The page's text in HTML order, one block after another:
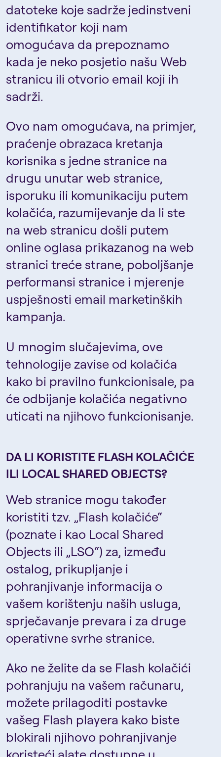
datoteke koje sadrže jedinstveni
identifikator koji nam
omogućava da prepoznamo
kada je neko posjetio našu Web
stranicu ili otvorio email koji ih
sadrži.
Ovo nam omogućava, na primjer,
praćenje obrazaca kretanja
korisnika s jedne stranice na
drugu unutar web stranice,
isporuku ili komunikaciju putem
kolačića, razumijevanje da li ste
na web stranicu došli putem
online oglasa prikazanog na web
stranici treće strane, poboljšanje
performansi stranice i mjerenje
uspješnosti email marketinških
kampanja.
U mnogim slučajevima, ove
tehnologije zavise od kolačića
kako bi pravilno funkcionisale, pa
će odbijanje kolačića negativno
uticati na njihovo funkcionisanje.
DA LI KORISTITE FLASH KOLAČIĆE
ILI LOCAL SHARED OBJECTS?
Web stranice mogu također
koristiti tzv. „Flash kolačiće“
(poznate i kao Local Shared
Objects ili „LSO“) za, između
ostalog, prikupljanje i
pohranjivanje informacija o
vašem korištenju naših usluga,
sprječavanje prevara i za druge
operativne svrhe stranice.
Ako ne želite da se Flash kolačići
pohranjuju na vašem računaru,
možete prilagoditi postavke
vašeg Flash playera kako biste
blokirali njihovo pohranjivanje